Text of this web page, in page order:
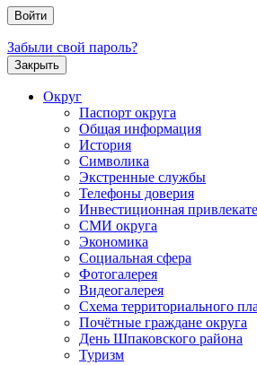
Забыли свой пароль?
Закрыть
Округ
Паспорт округа
Общая информация
История
Символика
Экстренные службы
Телефоны доверия
Инвестиционная
СМИ округа
Экономика
Социальная сфера
Фотогалерея
Видеогалерея
Схема территориального
Почётные граждане округа
День Шпаковского района
Туризм